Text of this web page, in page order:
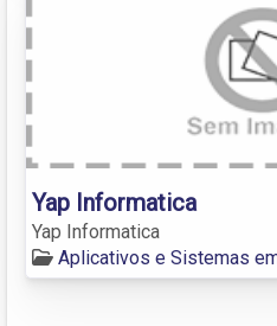
Yap Informatica
Yap Informatica
Aplicativos e Sistemas